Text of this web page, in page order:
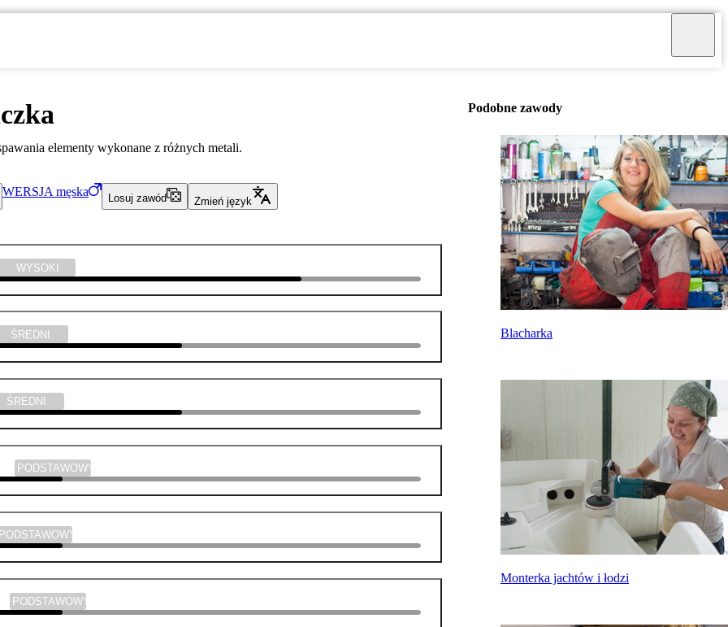
elementy wykonane z różnych metali.
WERSJA męska
Losuj zawód Zmień język
WYSOKI
ŚREDNI
ŚREDNI
PODSTAWOWY
PODSTAWOWY
PODSTAWOWY
Podobne zawody
Blacharka
Monterka jachtów i łodzi